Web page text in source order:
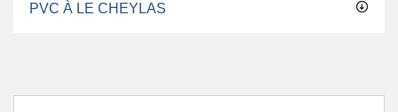
PVC À LE CHEYLAS